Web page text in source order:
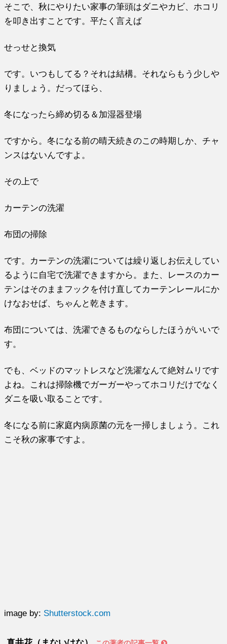
そこで、秋にやりたい家事の筆頭はダニやカビ、ホコリ
を叩き出すことです。平たく言えば
せっせと換気
です。いつもしてる？それは結構。それならもう少しや
りましょう。だってほら、
冬になったら締め切る＆加湿器登場
ですから。冬になる前の晴天続きのこの時期しか、チャ
ンスはないんですよ。
その上で
カーテンの洗濯
布団の掃除
です。カーテンの洗濯については繰り返しお伝えしてい
るように自宅で洗濯できますから。また、レースのカー
テンはそのままフックを付け直してカーテンレールにか
けなおせば、ちゃんと乾きます。
布団については、洗濯できるものならしたほうがいいで
す。
でも、ベッドのマットレスなど洗濯なんて絶対ムリです
よね。これは掃除機でガーガーやってホコリだけでなく
ダニを吸い取ることです。
冬になる前に家庭内病原菌の元を一掃しましょう。これ
こそ秋の家事ですよ。
image by: Shutterstock.com